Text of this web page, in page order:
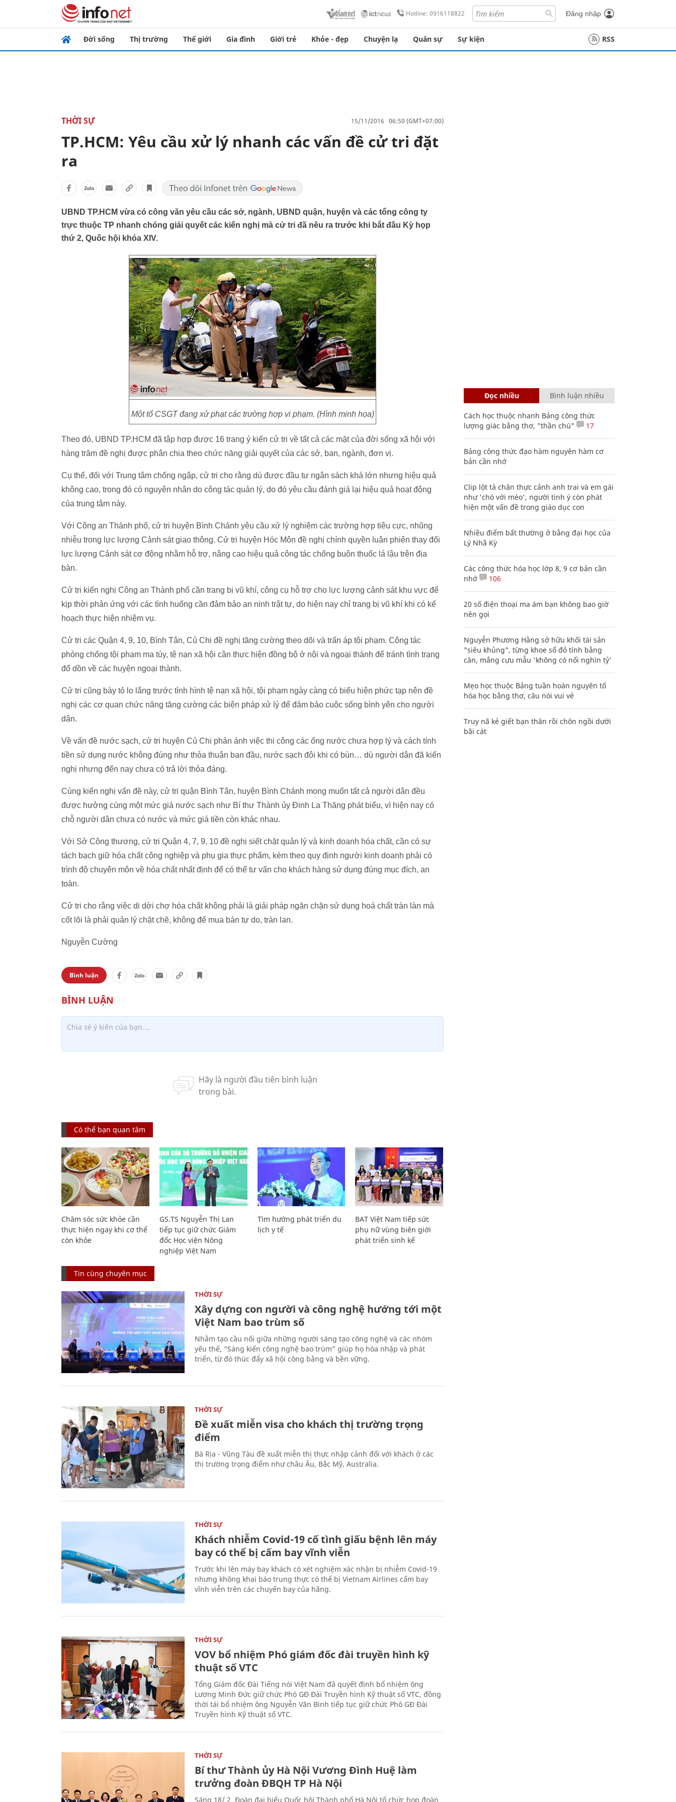
Hotline: 0916118822 Đăng nhập
Đời sống Thị trường Thế giới Gia đình Giới trẻ Khỏe - đẹp Chuyện lạ Quân sự Sự kiện RSS
THỜI SỰ 15/11/2016 06:50 (GMT+07:00)
TP.HCM: Yêu cầu xử lý nhanh các vấn đề cử tri đặt
ra
UBND TP.HCM vừa có công văn yêu cầu các sở, ngành, UBND quận, huyện và các tổng công ty
trực thuộc TP nhanh chóng giải quyết các kiến nghị mà cử tri đã nêu ra trước khi bắt đầu Kỳ họp
thứ 2, Quốc hội khóa XIV.
Một tổ CSGT đang xử phạt các trường hợp vi phạm. (Hình minh họa)
Theo đó, UBND TP.HCM đã tập hợp được 16 trang ý kiến cử tri về tất cả các mặt của đời sống xã hội với
hàng trăm đề nghị được phân chia theo chức năng giải quyết của các sở, ban, ngành, đơn vị.
Cụ thể, đối với Trung tâm chống ngập, cử tri cho rằng dù được đầu tư ngân sách khá lớn nhưng hiệu quả
không cao, trong đó có nguyên nhân do công tác quản lý, do đó yêu cầu đánh giá lại hiệu quả hoạt động
của trung tâm này.
Với Công an Thành phố, cử tri huyện Bình Chánh yêu cầu xử lý nghiêm các trường hợp tiêu cực, nhũng
nhiễu trong lực lượng Cảnh sát giao thông. Cử tri huyện Hóc Môn đề nghị chính quyền luân phiên thay đổi
lực lượng Cảnh sát cơ động nhằm hỗ trợ, nâng cao hiệu quả công tác chống buôn thuốc lá lậu trên địa
bàn.
Cử tri kiến nghị Công an Thành phố cần trang bị vũ khí, công cụ hỗ trợ cho lực lượng cảnh sát khu vực để
kịp thời phản ứng với các tình huống cần đảm bảo an ninh trật tự, do hiện nay chỉ trang bị vũ khí khi có kế
hoạch thực hiện nhiệm vụ.
Cử tri các Quận 4, 9, 10, Bình Tân, Củ Chi đề nghị tăng cường theo dõi và trấn áp tội phạm. Công tác
phòng chống tội phạm ma túy, tệ nạn xã hội cần thực hiện đồng bộ ở nội và ngoại thành để tránh tình trạng
đổ dồn về các huyện ngoại thành.
Cử tri cũng bày tỏ lo lắng trước tình hình tệ nạn xã hội, tội phạm ngày càng có biểu hiện phức tạp nên đề
nghị các cơ quan chức năng tăng cường các biện pháp xử lý để đảm bảo cuộc sống bình yên cho người
dân.
Về vấn đề nước sạch, cử tri huyện Củ Chi phản ánh việc thi công các ống nước chưa hợp lý và cách tính
tiền sử dụng nước không đúng như thỏa thuận ban đầu, nước sạch đôi khi có bùn… dù người dân đã kiến
nghị nhưng đến nay chưa có trả lời thỏa đáng.
Cùng kiến nghị vấn đề này, cử tri quận Bình Tân, huyện Bình Chánh mong muốn tất cả người dân đều
được hưởng cùng một mức giá nước sạch như Bí thư Thành ủy Đinh La Thăng phát biểu, vì hiện nay có
chỗ người dân chưa có nước và mức giá tiền còn khác nhau.
Với Sở Công thương, cử tri Quận 4, 7, 9, 10 đề nghị siết chặt quản lý và kinh doanh hóa chất, cần có sự
tách bạch giữ hóa chất công nghiệp và phụ gia thực phẩm, kèm theo quy định người kinh doanh phải có
trình độ chuyên môn về hóa chất nhất định để có thể tư vấn cho khách hàng sử dụng đúng mục đích, an
toàn.
Cử tri cho rằng việc di dời chợ hóa chất không phải là giải pháp ngăn chặn sử dụng hoá chất tràn làn mà
cốt lõi là phải quản lý chặt chẽ, không để mua bán tự do, tràn lan.
Nguyễn Cường
Bình luận
Có thể bạn quan tâm
Chăm sóc sức khỏe cần
thực hiện ngay khi cơ thể
còn khỏe
GS.TS Nguyễn Thị Lan
tiếp tục giữ chức Giám
đốc Học viện Nông
nghiệp Việt Nam
Tìm hướng phát triển du
lịch y tế
BAT Việt Nam tiếp sức
phụ nữ vùng biên giới
phát triển sinh kế
Tin cùng chuyên mục
THỜI SỰ
Xây dựng con người và công nghệ hướng tới một
Việt Nam bao trùm số
Nhằm tạo cầu nối giữa những người sáng tạo công nghệ và các nhóm
yếu thế, “Sáng kiến công nghệ bao trùm” giúp họ hòa nhập và phát
triển, từ đó thúc đẩy xã hội công bằng và bền vững.
THỜI SỰ
Đề xuất miễn visa cho khách thị trường trọng
điểm
Bà Rịa - Vũng Tàu đề xuất miễn thị thực nhập cảnh đối với khách ở các
thị trường trọng điểm như châu Âu, Bắc Mỹ, Australia.
THỜI SỰ
Khách nhiễm Covid-19 cố tình giấu bệnh lên máy
bay có thể bị cấm bay vĩnh viễn
Trước khi lên máy bay khách có xét nghiệm xác nhận bị nhiễm Covid-19
nhưng không khai báo trung thực có thể bị Vietnam Airlines cấm bay
vĩnh viễn trên các chuyến bay của hãng.
THỜI SỰ
VOV bổ nhiệm Phó giám đốc đài truyền hình kỹ
thuật số VTC
Tổng Giám đốc Đài Tiếng nói Việt Nam đã quyết định bổ nhiệm ông
Lương Minh Đức giữ chức Phó GĐ Đài Truyền hình Kỹ thuật số VTC, đồng
thời tái bổ nhiệm ông Nguyễn Văn Bình tiếp tục giữ chức Phó GĐ Đài
Truyền hình Kỹ thuật số VTC.
THỜI SỰ
Bí thư Thành ủy Hà Nội Vương Đình Huệ làm
trưởng đoàn ĐBQH TP Hà Nội
Sáng 18/ 2, Đoàn đại biểu Quốc hội Thành phố Hà Nội tổ chức họp đoàn
Đọc nhiều Bình luận nhiều
Cách học thuộc nhanh Bảng công thức
lượng giác bằng thơ, "thần chú"
17
Bảng công thức đạo hàm nguyên hàm cơ
bản cần nhớ
Clip lột tả chân thực cảnh anh trai và em gái
như 'chó với mèo', người tinh ý còn phát
hiện một vấn đề trong giáo dục con
Nhiều điểm bất thường ở bằng đại học của
Lý Nhã Kỳ
Các công thức hóa học lớp 8, 9 cơ bản cần
nhớ
106
20 số điện thoại ma ám bạn không bao giờ
nên gọi
Nguyễn Phương Hằng sở hữu khối tài sản
"siêu khủng", từng khoe sổ đỏ tính bằng
cân, mắng cựu mẫu 'không có nổi nghìn tỷ'
Mẹo học thuộc Bảng tuần hoàn nguyên tố
hóa học bằng thơ, câu nói vui vẻ
Truy nã kẻ giết bạn thân rồi chôn ngồi dưới
bãi cát